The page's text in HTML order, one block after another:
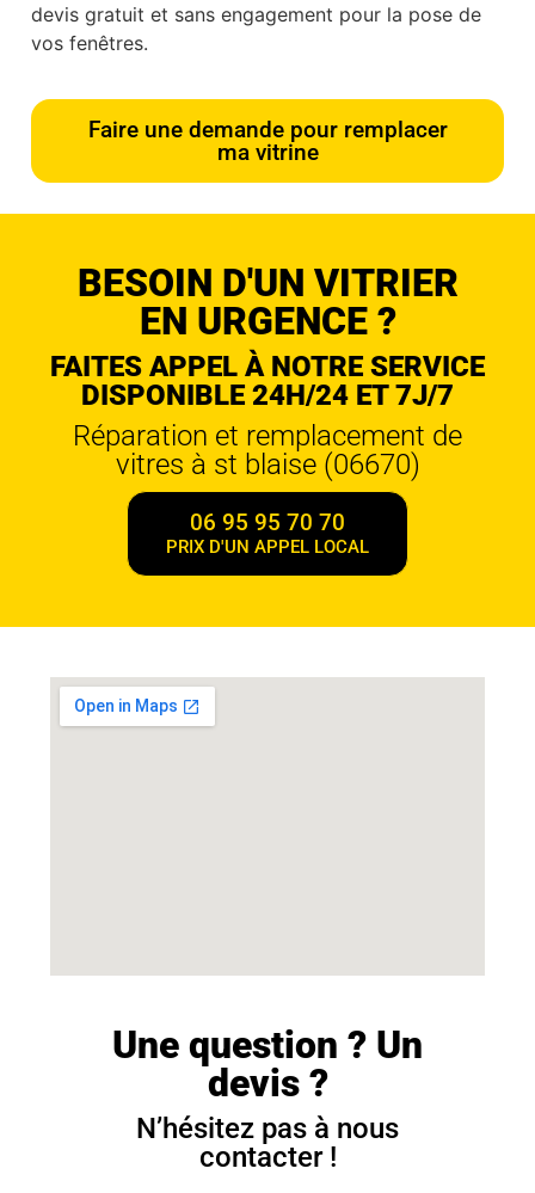
devis gratuit et sans engagement pour la pose de
vos fenêtres.
Faire une demande pour remplacer
ma vitrine
BESOIN D'UN VITRIER
EN URGENCE ?
FAITES APPEL À NOTRE SERVICE
DISPONIBLE 24H/24 ET 7J/7
Réparation et remplacement de
vitres à st blaise (06670)
06 95 95 70 70
PRIX D'UN APPEL LOCAL
Une question ? Un
devis ?
N’hésitez pas à nous
contacter !